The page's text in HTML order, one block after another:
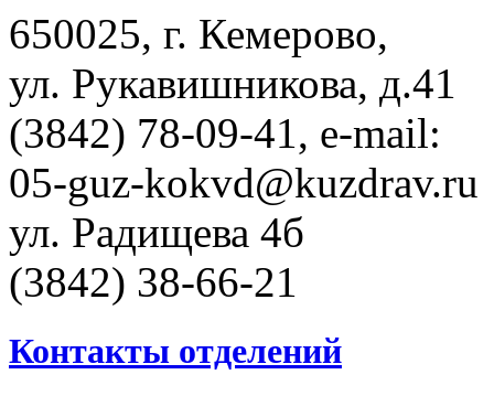
650025, г. Кемерово,
ул. Рукавишникова, д.41
(3842) 78-09-41, e-mail:
05-guz-kоkvd@kuzdrаv.ru
ул. Радищева 4б
(3842) 38-66-21
Контакты отделений